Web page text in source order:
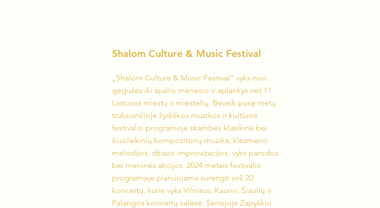
Shalom Culture & Music Festival
„Shalom Culture & Music Festival“ vyks nuo
gegužės iki spalio mėnesio ir aplankys net 11
Lietuvos miestų ir miestelių. Beveik pusę metų
truksiančioje žydiškos muzikos ir kultūros
festivalio programoje skambės klasikinė bei
šiuolaikinių kompozitorių muzika, klezmerio
melodijos, džiazo improvizacijos, vyks parodos
bei meninės akcijos. 2024 metais festivalio
programoje planuojama surengti virš 20
koncertų, kurie vyks Vilniaus, Kauno, Šiaulių ir
Palangos koncertų salėse, Senojoje Zapyškio